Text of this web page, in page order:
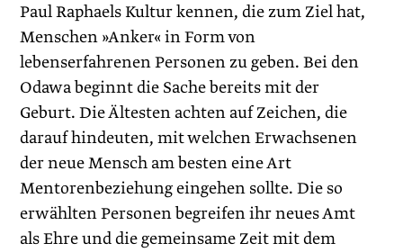
Paul Raphaels Kultur kennen, die zum Ziel hat,
Menschen »Anker« in Form von
lebenserfahrenen Personen zu geben. Bei den
Odawa beginnt die Sache bereits mit der
Geburt. Die Ältesten achten auf Zeichen, die
darauf hindeuten, mit welchen Erwachsenen
der neue Mensch am besten eine Art
Mentorenbeziehung eingehen sollte. Die so
erwählten Personen begreifen ihr neues Amt
als Ehre und die gemeinsame Zeit mit dem